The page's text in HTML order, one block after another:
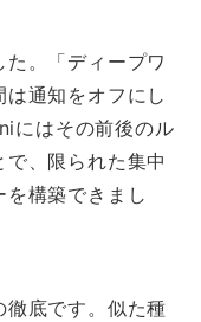
。「ディープワ
通知をオフにし
にはその前後のル
、限られた集中
構築できまし
徹底です。似た種